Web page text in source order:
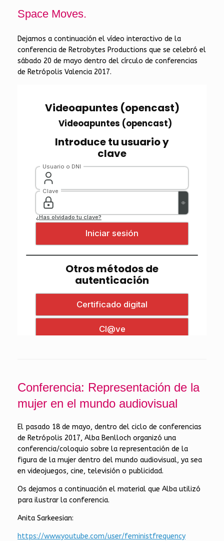
Space Moves.
Dejamos a continuación el vídeo interactivo de la
conferencia de Retrobytes Productions que se celebró el
sábado 20 de mayo dentro del círculo de conferencias
de Retrópolis Valencia 2017.
Conferencia: Representación de la
mujer en el mundo audiovisual
El pasado 18 de mayo, dentro del ciclo de conferencias
de Retrópolis 2017, Alba Benlloch organizó una
conferencia/coloquio sobre la representación de la
figura de la mujer dentro del mundo audiovisual, ya sea
en videojuegos, cine, televisión o publicidad.
Os dejamos a continuación el material que Alba utilizó
para ilustrar la conferencia.
Anita Sarkeesian:
https://www.youtube.com/user/feministfrequency